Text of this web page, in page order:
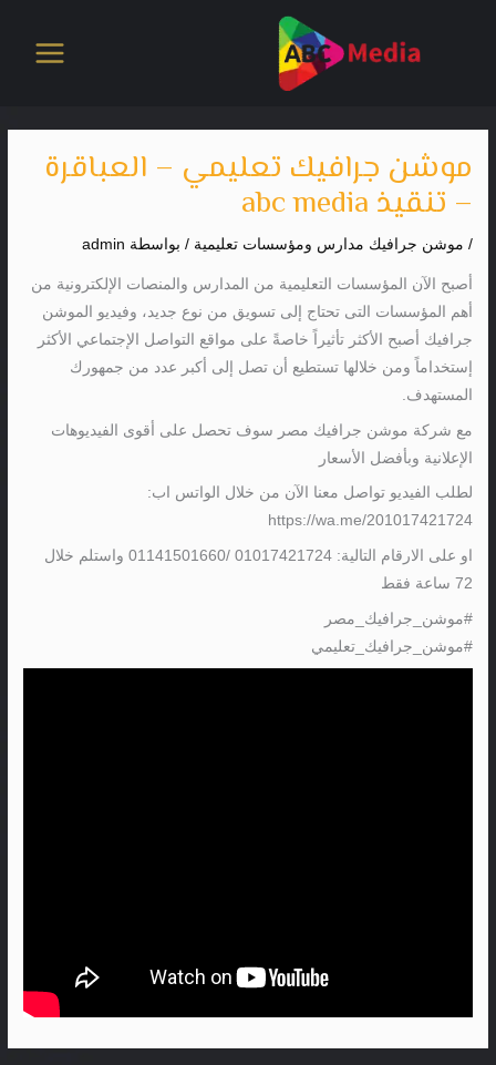
موشن جرافيك تعليمي – العباقرة
– تنقيذ abc media
/ موشن جرافيك مدارس ومؤسسات تعليمية / بواسطة admin
أصبح الآن المؤسسات التعليمية من المدارس والمنصات الإلكترونية من
أهم المؤسسات التى تحتاج إلى تسويق من نوع جديد، وفيديو الموشن
جرافيك أصبح الأكثر تأثيراً خاصةً على مواقع التواصل الإجتماعي الأكثر
إستخداماً ومن خلالها تستطيع أن تصل إلى أكبر عدد من جمهورك
المستهدف.
مع شركة موشن جرافيك مصر سوف تحصل على أقوى الفيديوهات
الإعلانية وبأفضل الأسعار
لطلب الفيديو تواصل معنا الآن من خلال الواتس اب:
https://wa.me/201017421724
او على الارقام التالية: 01017421724 /01141501660 واستلم خلال
72 ساعة فقط
#موشن_جرافيك_مصر
#موشن_جرافيك_تعليمي